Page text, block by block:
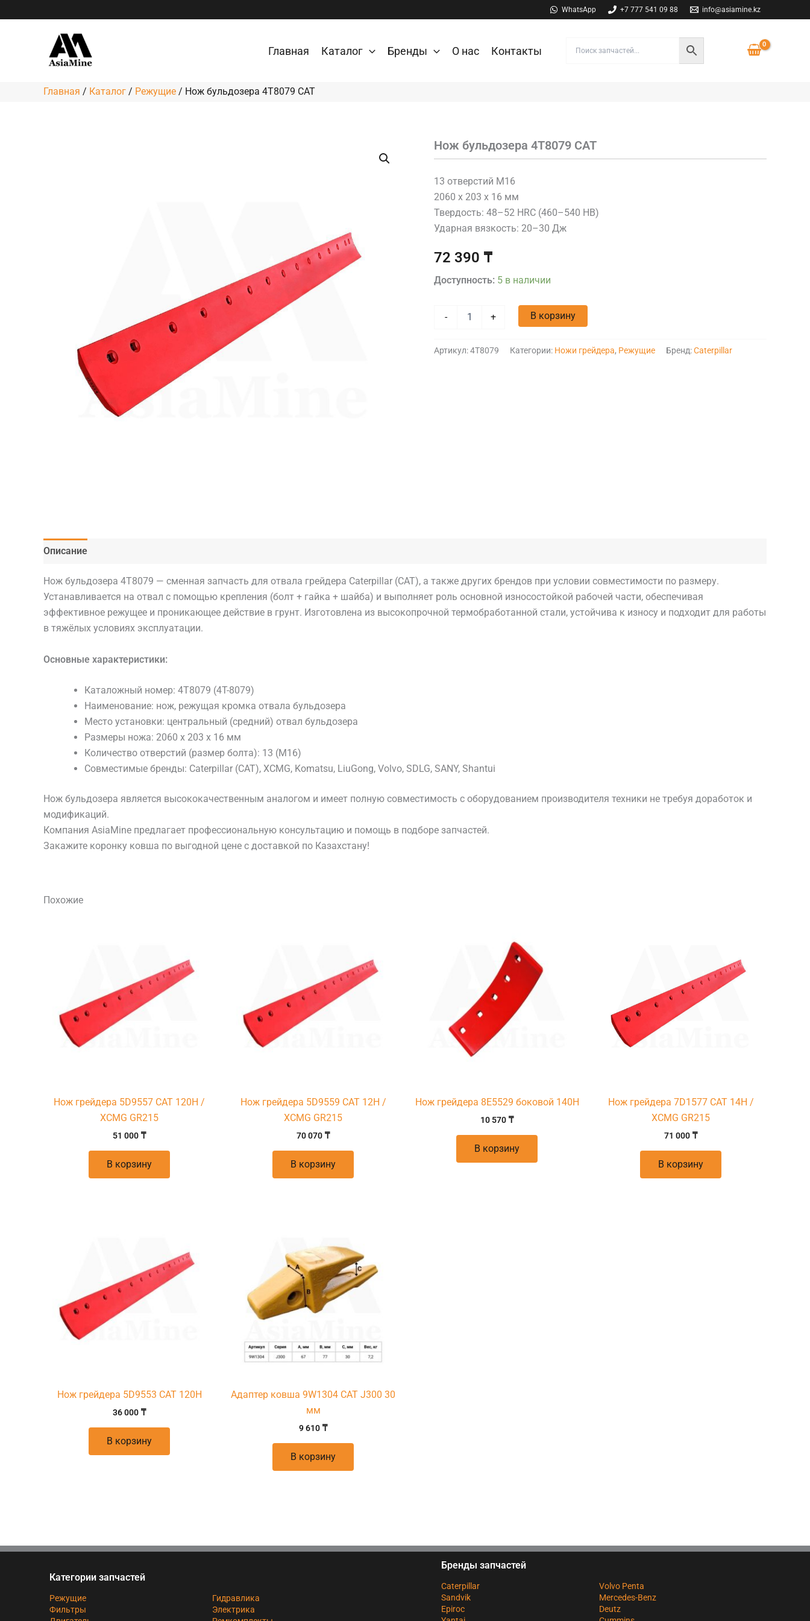
к
содержимому
WhatsApp +7 777 541 09 88 info@asiamine.kz
Главная Каталог Бренды О нас Контакты
Главная / Каталог / Режущие / Нож бульдозера 4T8079 CAT
Нож бульдозера 4T8079 CAT
13 отверстий M16
2060 x 203 x 16 мм
Твердость: 48–52 HRC (460–540 HB)
Ударная вязкость: 20–30 Дж
72 390 ₸
Доступность: 5 в наличии
-
Количество
бульдозера
4T8079
+ В корзину
Артикул:4T8079 Категории: Ножи грейдера, Режущие Бренд:Caterpillar
Описание
Нож бульдозера 4T8079 — сменная запчасть для отвала грейдера Caterpillar (CAT), а также других брендов при условии совместимости по размеру.
Устанавливается на отвал с помощью крепления (болт + гайка + шайба) и выполняет роль основной износостойкой рабочей части, обеспечивая
эффективное режущее и проникающее действие в грунт. Изготовлена из высокопрочной термобработанной стали, устойчива к износу и подходит для работы
в тяжёлых условиях эксплуатации.
Основные характеристики:
Каталожный номер: 4T8079 (4T-8079)
Наименование: нож, режущая кромка отвала бульдозера
Место установки: центральный (средний) отвал бульдозера
Размеры ножа: 2060 x 203 x 16 мм
Количество отверстий (размер болта): 13 (М16)
Совместимые бренды: Caterpillar (CAT), XCMG, Komatsu, LiuGong, Volvo, SDLG, SANY, Shantui
Нож бульдозера является высококачественным аналогом и имеет полную совместимость с оборудованием производителя техники не требуя доработок и
модификаций.
Компания AsiaMine предлагает профессиональную консультацию и помощь в подборе запчастей.
Закажите коронку ковша по выгодной цене с доставкой по Казахстану!
Похожие
Нож грейдера 5D9557 CAT 120H /
XCMG GR215
51 000 ₸
В корзину
Нож грейдера 5D9559 CAT 12H /
XCMG GR215
70 070 ₸
В корзину
Нож грейдера 8E5529 боковой 140H
10 570 ₸
В корзину
Нож грейдера 7D1577 CAT 14H /
XCMG GR215
71 000 ₸
В корзину
Нож грейдера 5D9553 CAT 120H
36 000 ₸
В корзину
Адаптер ковша 9W1304 CAT J300 30
мм
9 610 ₸
В корзину
Категории запчастей
Режущие
Фильтры
Гидравлика
Электрика
Бренды запчастей
Caterpillar
Sandvik
Epiroc
Volvo Penta
Mercedes-Benz
Deutz